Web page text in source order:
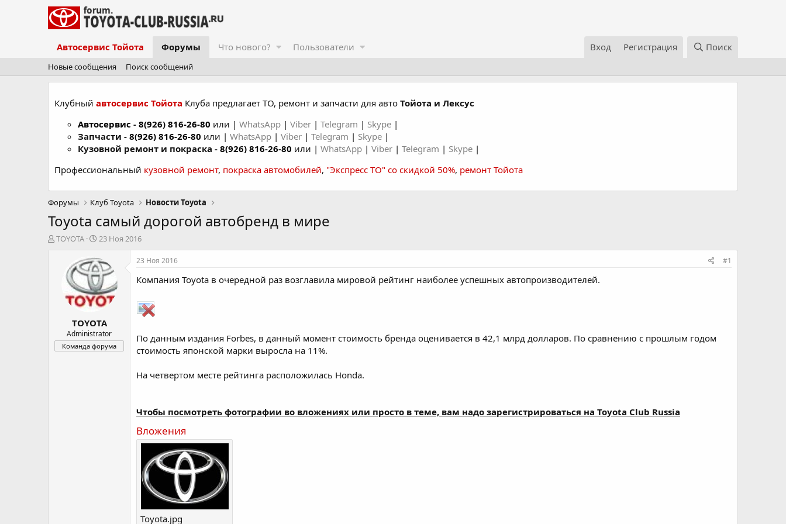
Автосервис Тойота Форумы Что нового? Пользователи Вход Регистрация Поиск
Новые сообщения Поиск сообщений
Клубный автосервис Тойота Клуба предлагает ТО, ремонт и запчасти для авто Тойота и Лексус
Автосервис - 8(926) 816-26-80 или | WhatsApp | Viber | Telegram | Skype |
Запчасти - 8(926) 816-26-80 или | WhatsApp | Viber | Telegram | Skype |
Кузовной ремонт и покраска - 8(926) 816-26-80 или | WhatsApp | Viber | Telegram | Skype |
Профессиональный кузовной ремонт, покраска автомобилей, "Экспресс ТО" со скидкой 50%, ремонт Тойота
Форумы Клуб Toyota Новости Toyota
Toyota самый дорогой автобренд в мире
А
TOYOTA
Д
т
а
н
а
ч
л
а
23 Ноя 2016
TOYOTA
Administrator
Команда форума
23 Ноя 2016 #1
Компания Toyota в очередной раз возглавила мировой рейтинг наиболее успешных автопроизводителей.
По данным издания Forbes, в данный момент стоимость бренда оценивается в 42,1 млрд долларов. По сравнению с прошлым годом
стоимость японской марки выросла на 11%.
На четвертом месте рейтинга расположилась Honda.
Чтобы посмотреть фотографии во вложениях или просто в теме, вам надо зарегистрироваться на Toyota Club Russia
Вложения
Toyota.jpg